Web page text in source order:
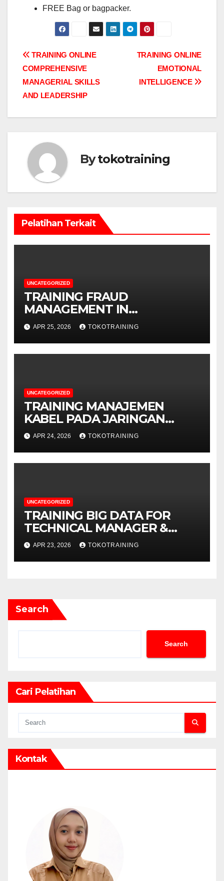
FREE Bag or bagpacker.
Post
navigation
TRAINING ONLINE
EMOTIONAL
INTELLIGENCE
TRAINING ONLINE
COMPREHENSIVE
MANAGERIAL SKILLS
AND LEADERSHIP
Bytokotraining
Pelatihan Terkait
UNCATEGORIZED
TRAINING FRAUD
MANAGEMENT IN
TELECOMMUNICATION
BUSINESS
APR 25, 2026 TOKOTRAINING
UNCATEGORIZED
TRAINING MANAJEMEN
KABEL PADA JARINGAN
TELEKOMUNIKASI
APR 24, 2026 TOKOTRAINING
UNCATEGORIZED
TRAINING BIG DATA FOR
TECHNICAL MANAGER &
DECISION MAKERS
APR 23, 2026 TOKOTRAINING
Search
Search
Cari Pelatihan
Kontak